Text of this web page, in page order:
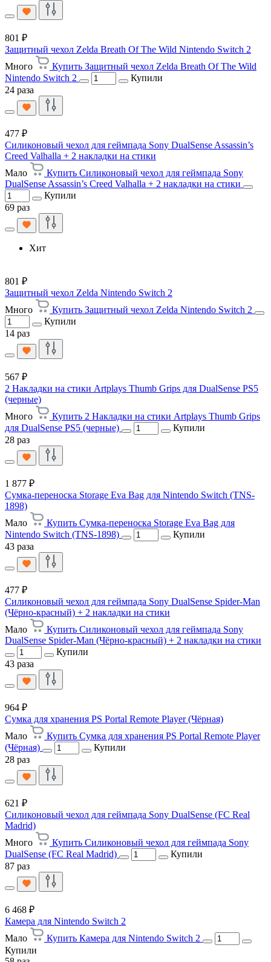
801 ₽
Защитный чехол Zelda Breath Of The Wild Nintendo Switch 2
Много
Купить Защитный чехол Zelda Breath Of The Wild
Nintendo Switch 2
Купили
24 раза
477 ₽
Силиконовый чехол для геймпада Sony DualSense Assassin’s
Creed Valhalla + 2 накладки на стики
Мало
Купить Силиконовый чехол для геймпада Sony
DualSense Assassin’s Creed Valhalla + 2 накладки на стики
Купили
69 раз
Хит
801 ₽
Защитный чехол Zelda Nintendo Switch 2
Много
Купить Защитный чехол Zelda Nintendo Switch 2
Купили
14 раз
567 ₽
2 Накладки на стики Artplays Thumb Grips для DualSense PS5
(черные)
Много
Купить 2 Накладки на стики Artplays Thumb Grips
для DualSense PS5 (черные)
Купили
28 раз
1 877 ₽
Сумка-переноска Storage Eva Bag для Nintendo Switch (TNS-
1898)
Мало
Купить Сумка-переноска Storage Eva Bag для
Nintendo Switch (TNS-1898)
Купили
43 раза
477 ₽
Силиконовый чехол для геймпада Sony DualSense Spider-Man
(Чёрно-красный) + 2 накладки на стики
Мало
Купить Силиконовый чехол для геймпада Sony
DualSense Spider-Man (Чёрно-красный) + 2 накладки на стики
Купили
43 раза
964 ₽
Сумка для хранения PS Portal Remote Player (Чёрная)
Мало
Купить Сумка для хранения PS Portal Remote Player
(Чёрная)
Купили
28 раз
621 ₽
Силиконовый чехол для геймпада Sony DualSense (FC Real
Madrid)
Много
Купить Силиконовый чехол для геймпада Sony
DualSense (FC Real Madrid)
Купили
87 раз
6 468 ₽
Камера для Nintendo Switch 2
Мало
Купить Камера для Nintendo Switch 2
Купили